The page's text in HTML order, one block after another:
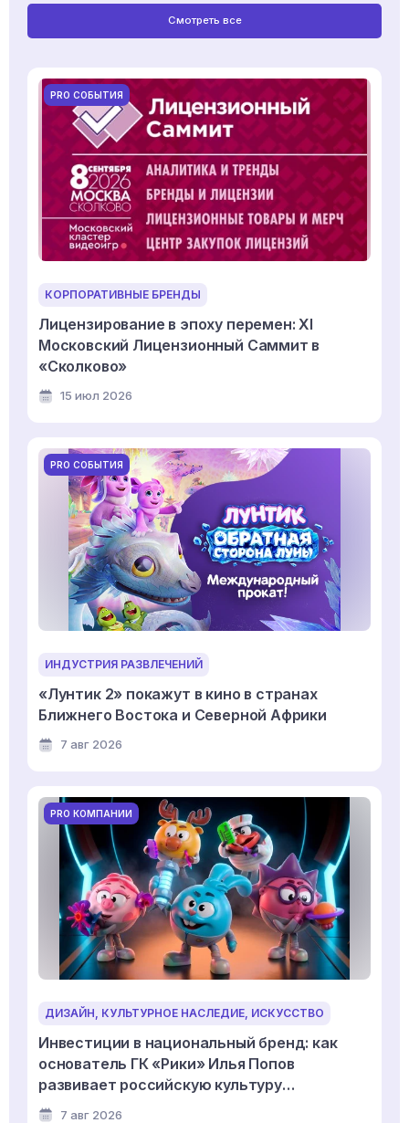
Смотреть все
PRO СОБЫТИЯ
КОРПОРАТИВНЫЕ БРЕНДЫ
Лицензирование в эпоху перемен: XI
Московский Лицензионный Саммит в
«Сколково»
15 июл 2026
PRO СОБЫТИЯ
ИНДУСТРИЯ РАЗВЛЕЧЕНИЙ
«Лунтик 2» покажут в кино в странах
Ближнего Востока и Северной Африки
7 авг 2026
PRO КОМПАНИИ
ДИЗАЙН, КУЛЬТУРНОЕ НАСЛЕДИЕ, ИСКУССТВО
Инвестиции в национальный бренд: как
основатель ГК «Рики» Илья Попов
развивает российскую культуру
дизайнерской игрушки
7 авг 2026